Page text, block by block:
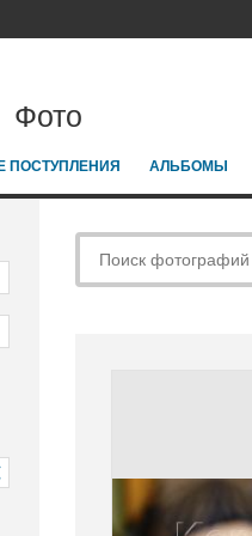
Фото
ПОСТУПЛЕНИЯ АЛЬБОМЫ